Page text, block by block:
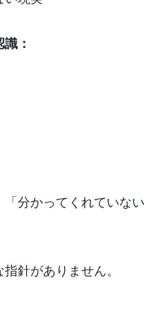
：
分かってくれていな
針がありません。